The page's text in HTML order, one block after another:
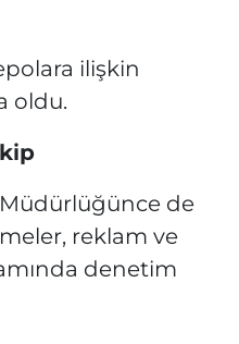
ilişkin
oldu.
de
reklam ve
denetim